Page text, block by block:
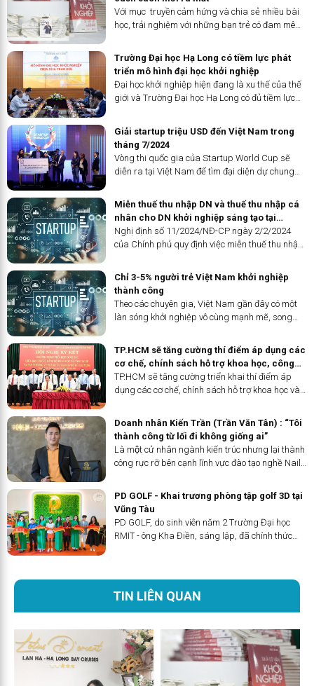
Với mục truyền cảm hứng và chia sẻ nhiều bài
học, trải nghiệm với những bạn trẻ có đam mê
nghiệp” của các tác giả thuộc Hội đồng Tư vấn
và hỗ trợ khởi nghiệp phía Nam và “Vượt qua
nghịch cảnh” của doanh nhân Huỳnh Thanh Vạn
vừa có buổi ra mắt tại TP.HCM.
Trường Đại học Hạ Long có tiềm lực phát
triển mô hình đại học khởi nghiệp
Đại học khởi nghiệp hiện đang là xu thế của thế
giới và Trường Đại học Hạ Long có đủ tiềm lực
tương lai không xa.
Giải startup triệu USD đến Việt Nam trong
tháng 7/2024
Vòng thi quốc gia của Startup World Cup sẽ
diễn ra tại Việt Nam để tìm đại diện dự chung
10/2024, giành giải thưởng một triệu USD.
Miễn thuế thu nhập DN và thuế thu nhập cá
nhân cho DN khởi nghiệp sáng tạo tại
TP.HCM
Nghị định số 11/2024/NĐ-CP ngày 2/2/2024
của Chính phủ quy định việc miễn thuế thu nhập
các công ty khởi nghiệp sáng tạo trên địa bàn
Chỉ 3-5% người trẻ Việt Nam khởi nghiệp
thành công
Theo các chuyên gia, Việt Nam gần đây có một
làn sóng khởi nghiệp vô cùng mạnh mẽ, song
Lý do là các bạn trẻ Việt Nam khi ra trường còn
yếu kỹ năng mềm...
TP.HCM sẽ tăng cường thí điểm áp dụng các
cơ chế, chính sách hỗ trợ khoa học, công
nghệ và đổi mới sáng tạo
TP.HCM sẽ tăng cường triển khai thí điểm áp
dụng các cơ chế, chính sách hỗ trợ khoa học và
Thành phố sau Hội nghị ký kết chương trình phối
hợp công tác giữa...
Doanh nhân Kiến Trần (Trần Văn Tân) : “Tôi
thành công từ lối đi không giống ai”
Là một cử nhân ngành kiến trúc nhưng lại thành
công rực rỡ bên cạnh lĩnh vực đào tạo nghề Nail.
bất tận với nghệ thuật, cái đẹp và sự hoàn mỹ.
Thành công bằng lối đi riêng và sự kiên định
trong định hướng của chính mình. Đến nay, Kiến
Trần trở thành một doanh nhân với một vị trí
nhất định trong ngành Nail và trong lòng những
PD GOLF - Khai trương phòng tập golf 3D tại
Vũng Tàu
PD GOLF, do sinh viên năm 2 Trường Đại học
RMIT - ông Kha Điền, sáng lập, đã chính thức
TIN LIÊN QUAN